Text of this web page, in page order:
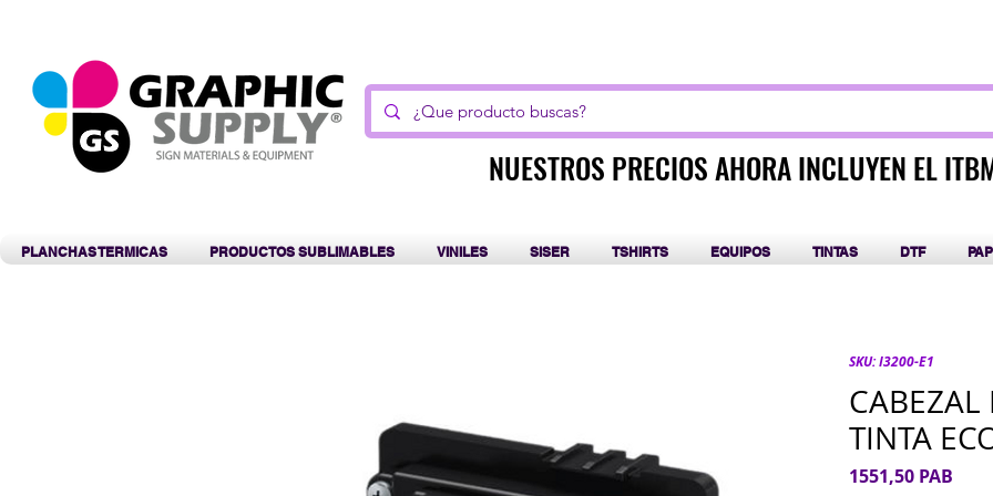
NUESTROS PRECIOS AHORA INCLUYEN EL
NUESTROS PRECIOS AHORA INCLUYEN EL
PLANCHAS TERMICAS PRODUCTOS SUBLIMABLES VINILES SISER TSHIRTS EQUIPOS TINTAS DTF
SKU: I3200-E1
CABEZAL
TINTA
1551,50 PAB